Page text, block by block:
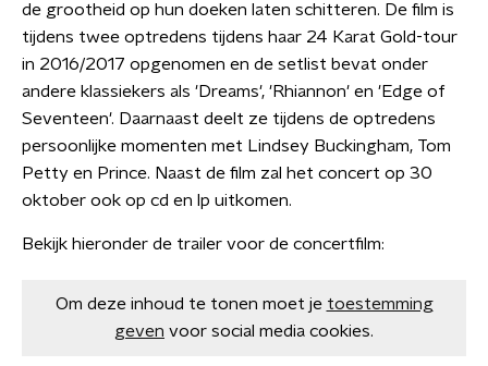
de grootheid op hun doeken laten schitteren. De film is
tijdens twee optredens tijdens haar 24 Karat Gold-tour
in 2016/2017 opgenomen en de setlist bevat onder
andere klassiekers als 'Dreams', 'Rhiannon' en 'Edge of
Seventeen'. Daarnaast deelt ze tijdens de optredens
persoonlijke momenten met Lindsey Buckingham, Tom
Petty en Prince. Naast de film zal het concert op 30
oktober ook op cd en lp uitkomen.
Bekijk hieronder de trailer voor de concertfilm:
Om deze inhoud te tonen moet je toestemming
geven voor social media cookies.